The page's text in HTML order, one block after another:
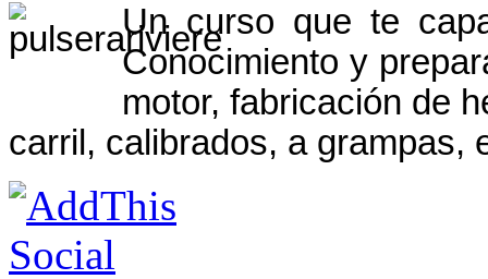
Un curso que te
Conocimiento y
motor, fabricación de
carril, calibrados, a grampas,